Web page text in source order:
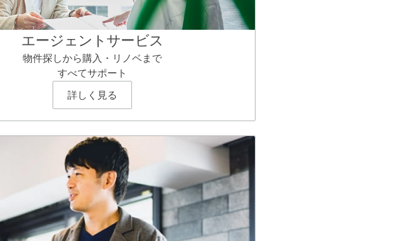
エージェントサービス
物件探しから購入・リノベまで
すべてサポート
詳しく見る